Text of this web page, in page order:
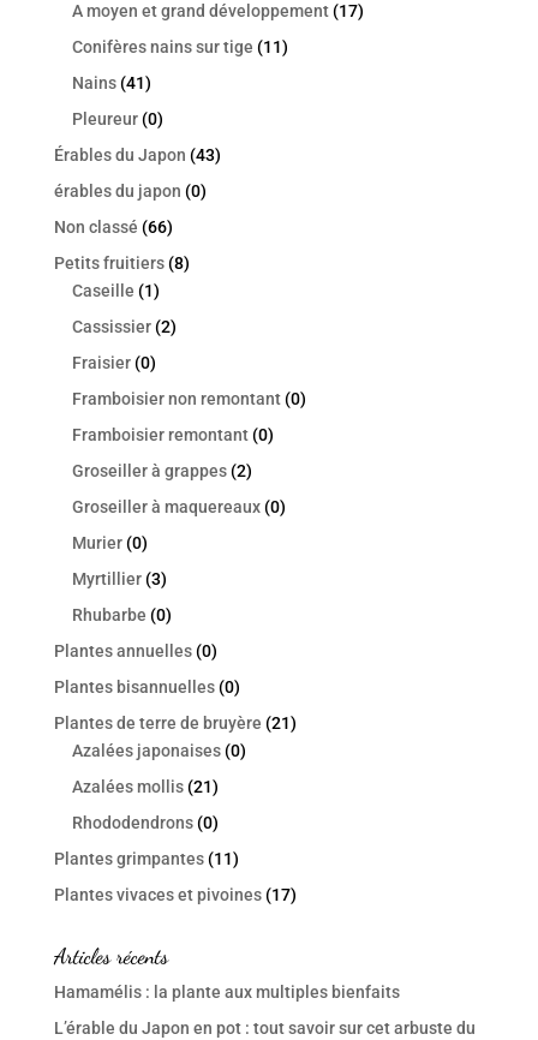
A moyen et grand développement (17)
Conifères nains sur tige (11)
Nains (41)
Pleureur (0)
Érables du Japon (43)
érables du japon (0)
Non classé (66)
Petits fruitiers (8)
Caseille (1)
Cassissier (2)
Fraisier (0)
Framboisier non remontant (0)
Framboisier remontant (0)
Groseiller à grappes (2)
Groseiller à maquereaux (0)
Murier (0)
Myrtillier (3)
Rhubarbe (0)
Plantes annuelles (0)
Plantes bisannuelles (0)
Plantes de terre de bruyère (21)
Azalées japonaises (0)
Azalées mollis (21)
Rhododendrons (0)
Plantes grimpantes (11)
Plantes vivaces et pivoines (17)
Articles récents
Hamamélis : la plante aux multiples bienfaits
L’érable du Japon en pot : tout savoir sur cet arbuste du